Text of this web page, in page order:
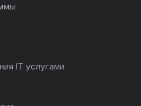
IT услугами